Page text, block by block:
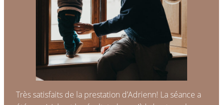
Très satisfaits de la prestation d’Adrienn! La séance a